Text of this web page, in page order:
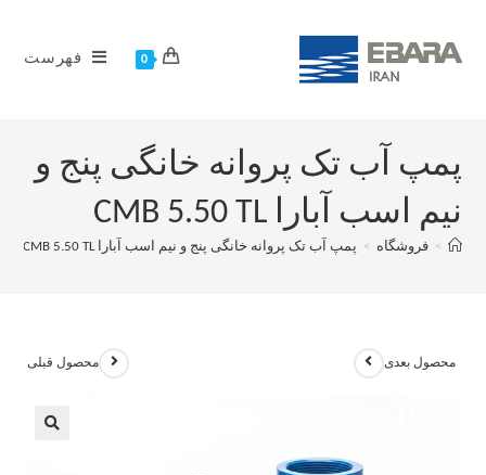
0 فهرست
پمپ آب تک پروانه خانگی پنج و
نیم اسب آبارا CMB 5.50 TL
> فروشگاه > پمپ آب تک پروانه خانگی پنج و نیم اسب آبارا CMB 5.50 TL
محصول قبلی محصول بعدی